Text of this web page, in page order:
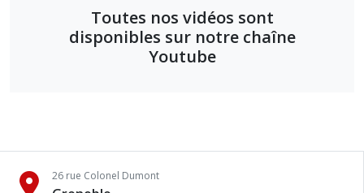
Toutes nos vidéos sont
disponibles sur notre chaîne
Youtube
26 rue Colonel Dumont